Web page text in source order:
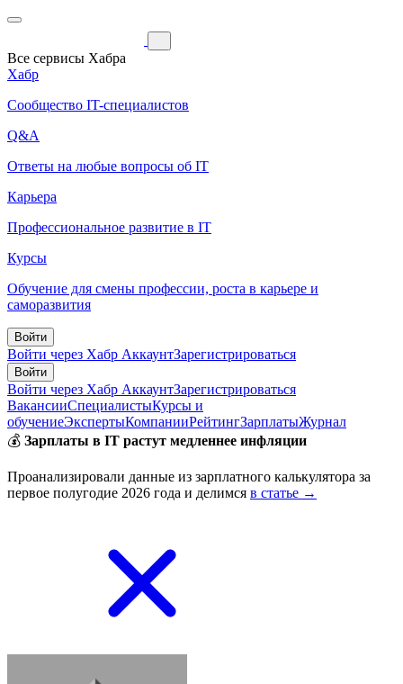
Все сервисы Хабра
Хабр
Сообщество IT-специалистов
Q&A
Ответы на любые вопросы об IT
Карьера
Профессиональное развитие в IT
Курсы
Обучение для смены профессии, роста в карьере и
саморазвития
Войти
Войти через Хабр АккаунтЗарегистрироваться
Войти
Войти через Хабр АккаунтЗарегистрироваться
ВакансииСпециалистыКурсы и
обучениеЭкспертыКомпанииРейтингЗарплатыЖурнал
💰 Зарплаты в IT растут медленнее инфляции
Проанализировали данные из зарплатного калькулятора за
первое полугодие 2026 года и делимся в статье →